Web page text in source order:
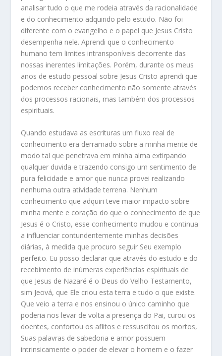
analisar tudo o que me rodeia através da racionalidade
e do conhecimento adquirido pelo estudo. Não foi
diferente com o evangelho e o papel que Jesus Cristo
desempenha nele. Aprendi que o conhecimento
humano tem limites intransponíveis decorrente das
nossas inerentes limitações. Porém, durante os meus
anos de estudo pessoal sobre Jesus Cristo aprendi que
podemos receber conhecimento não somente através
dos processos racionais, mas também dos processos
espirituais.
Quando estudava as escrituras um fluxo real de
conhecimento era derramado sobre a minha mente de
modo tal que penetrava em minha alma extirpando
qualquer duvida e trazendo consigo um sentimento de
pura felicidade e amor que nunca provei realizando
nenhuma outra atividade terrena. Nenhum
conhecimento que adquiri teve maior impacto sobre
minha mente e coração do que o conhecimento de que
Jesus é o Cristo, esse conhecimento mudou e continua
a influenciar contundentemente minhas decisões
diárias, à medida que procuro seguir Seu exemplo
perfeito. Eu posso declarar que através do estudo e do
recebimento de inúmeras experiências espirituais de
que Jesus de Nazaré é o Deus do Velho Testamento,
sim Jeová, que Ele criou esta terra e tudo o que existe.
Que veio a terra e nos ensinou o único caminho que
poderia nos levar de volta a presença do Pai, curou os
doentes, confortou os aflitos e ressuscitou os mortos,
Suas palavras de sabedoria e amor possuem
intrinsicamente o poder de elevar o homem e o fazer